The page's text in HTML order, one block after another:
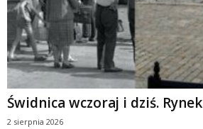
Świdnica wczoraj i dziś. Rynek
2 sierpnia 2026